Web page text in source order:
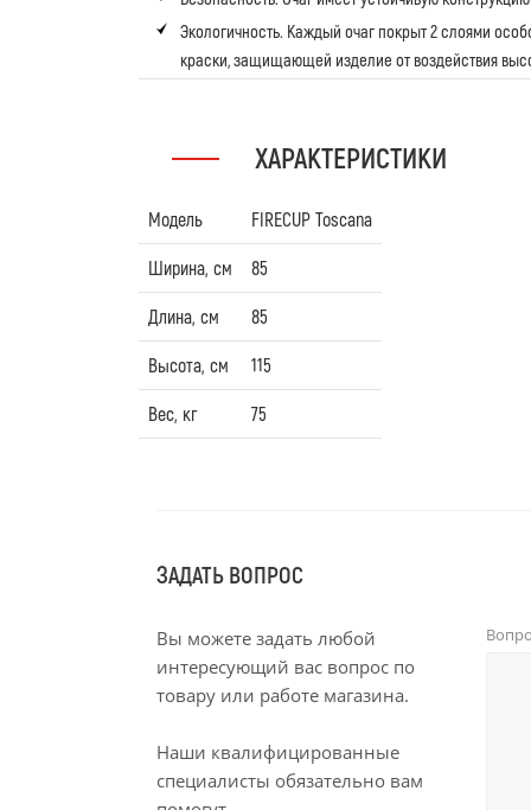
Экологичность. Каждый очаг покрыт 2 слоями
краски, защищающей изделие от воздействия
ХАРАКТЕРИСТИКИ
Модель FIRECUP Toscana
Ширина, см 85
Длина, см 85
Высота, см 115
Вес, кг 75
ЗАДАТЬ ВОПРОС
Вы можете задать любой
интересующий вас вопрос по
товару или работе магазина.
Наши квалифицированные
специалисты обязательно вам